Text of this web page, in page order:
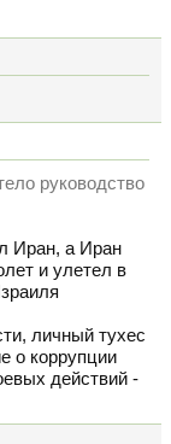
руководство
Иран, а Иран
и улетел в
личный тухес
о коррупции
действий -